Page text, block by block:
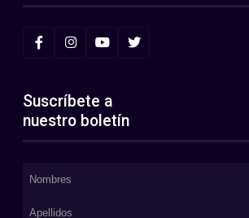
Suscríbete a
nuestro boletín